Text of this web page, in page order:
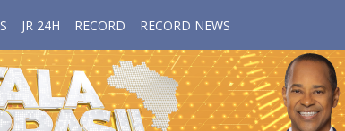
JR 24H RECORD RECORD NEWS